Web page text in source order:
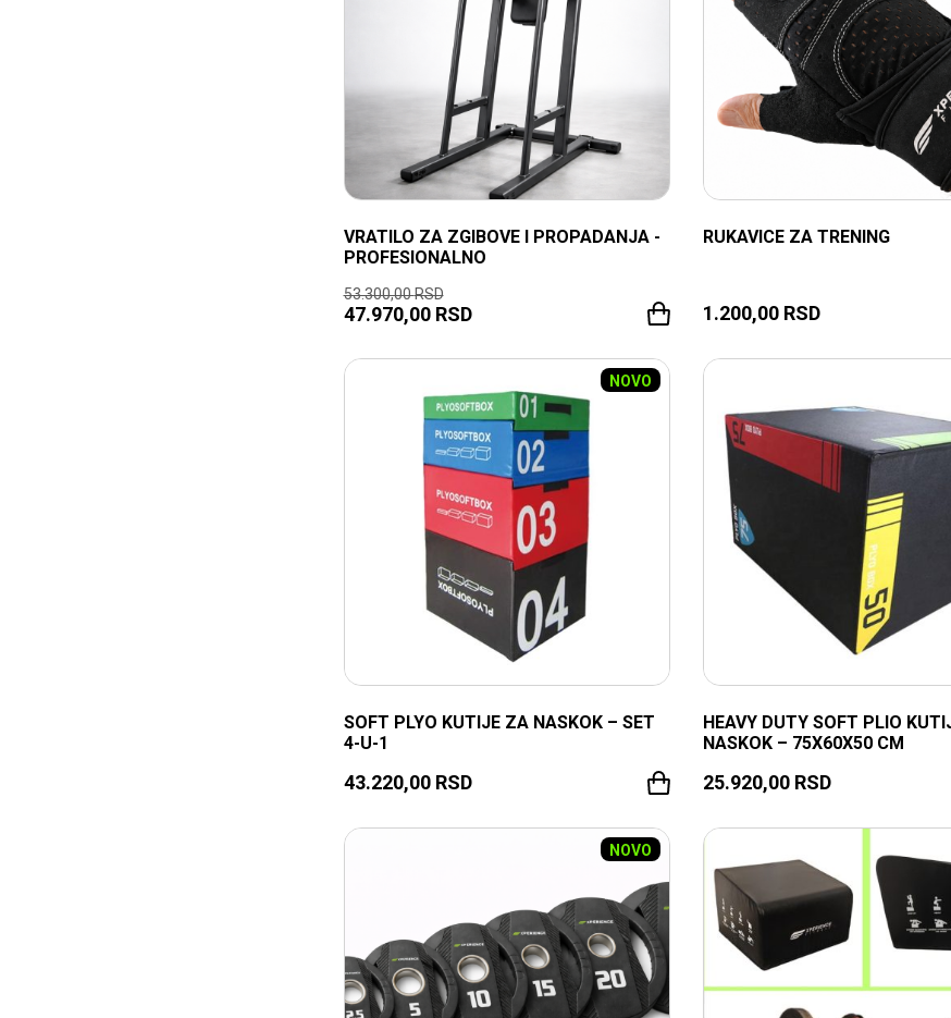
VRATILO ZA ZGIBOVE I PROPADANJA -
PROFESIONALNO
53.300,00RSD
47.970,00 RSD
RUKAVICE ZA TRENING
1.200,00 RSD
NOVO
SOFT PLYO KUTIJE ZA NASKOK – SET
4-U-1
43.220,00 RSD
HEAVY DUTY SOFT PLIO
NASKOK – 75X60X50 CM
25.920,00 RSD
NOVO
TRENUTNO NEDOSTUPNO